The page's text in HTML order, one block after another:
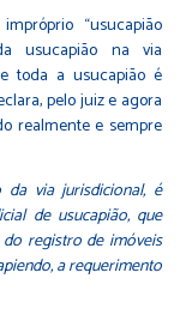
“usucapião
usucapião na via
toda a usucapião é
pelo juiz e agora
realmente e sempre
da via jurisdicional, é
de usucapião, que
registro de imóveis
a requerimento